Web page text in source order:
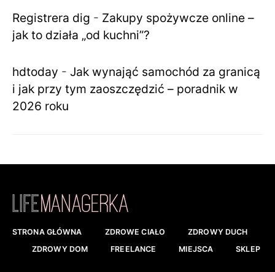
Registrera dig - Zakupy spożywcze online –
jak to działa „od kuchni”?
hdtoday - Jak wynająć samochód za granicą
i jak przy tym zaoszczędzić – poradnik w
2026 roku
STRONA GŁÓWNA ZDROWE CIAŁO
ZDROWY DUCH
ZDROWY DOM
FREELANCE MIEJSCA SKLEP